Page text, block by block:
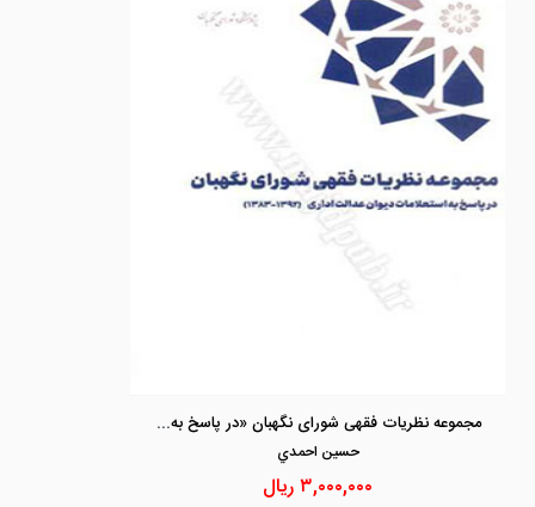
مجموعه نظریات فقهی شورای نگهبان «در پاسخ به استعلامات دیوان عدالت اداری 1392-1383»
حسين احمدي
۳,۰۰۰,۰۰۰ریال